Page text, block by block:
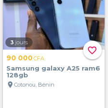
favorite_border
3 jours
90 000CFA
Samsung galaxy A25 ram6
128gb
location_on Cotonou, Bénin